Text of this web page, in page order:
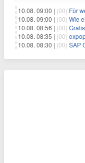
10.08. 09:00 | (00) Für
10.08. 09:00 | (00) Wie
10.08. 08:56 | (00) Gratis
10.08. 08:35 | (00)
10.08. 08:30 | (00) SAP CML zu